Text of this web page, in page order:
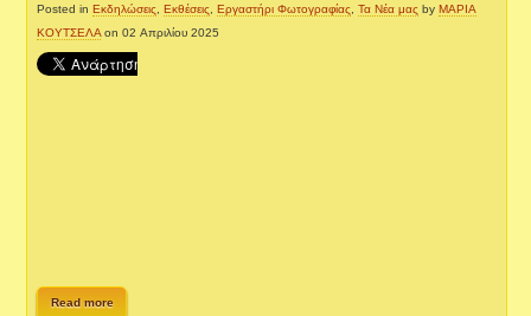
Posted inΕκδηλώσεις ,Εκθέσεις ,Εργαστήρι Φωτογραφίας ,Τα Νέα μας byΜΑΡΙΑ
ΚΟΥΤΣΕΛΑ on 02 Απριλίου 2025
Read more